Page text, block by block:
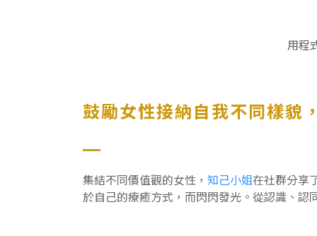
用程
鼓勵女性接納自我不同樣貌
集結不同價值觀的女性， 知己小姐在社群分享
於自己的療癒方式，而閃閃發光。從認識、